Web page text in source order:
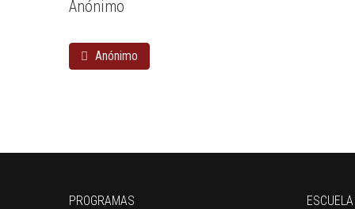
Anónimo
Anónimo
PROGRAMAS